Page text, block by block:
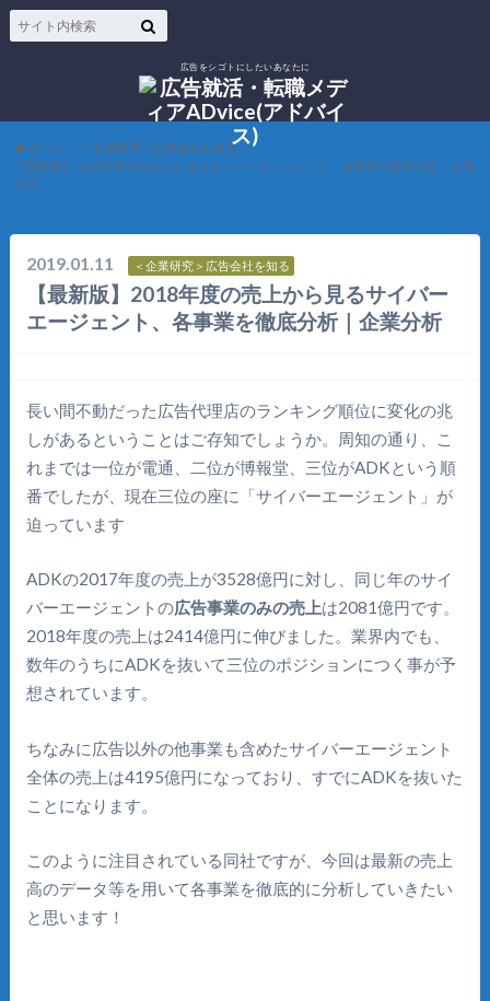
広告をシゴトにしたいあなたに
ホーム
＜企業研究＞広告会社を知る
【最新版】2018年度の売上から見るサイバーエージェント、各事業を徹底分析｜企業
分析
2019.01.11 ＜企業研究＞広告会社を知る
【最新版】2018年度の売上から見るサイバー
エージェント、各事業を徹底分析｜企業分析
長い間不動だった広告代理店のランキング順位に変化の兆
しがあるということはご存知でしょうか。周知の通り、こ
れまでは一位が電通、二位が博報堂、三位がADKという順
番でしたが、現在三位の座に「サイバーエージェント」が
迫っています
ADKの2017年度の売上が3528億円に対し、同じ年のサイ
バーエージェントの広告事業のみの売上は2081億円です。
2018年度の売上は2414億円に伸びました。業界内でも、
数年のうちにADKを抜いて三位のポジションにつく事が予
想されています。
ちなみに広告以外の他事業も含めたサイバーエージェント
全体の売上は4195億円になっており、すでにADKを抜いた
ことになります。
このように注目されている同社ですが、今回は最新の売上
高のデータ等を用いて各事業を徹底的に分析していきたい
と思います！